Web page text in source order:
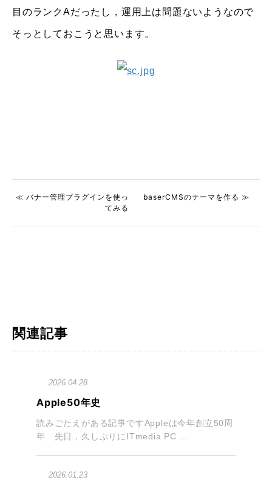
目のランクAだったし，運用上は問題ないようなので
そっとしておこうと思います。
≪ バナー管理プラグインを使っ
てみる
baserCMSのテーマを作る ≫
関連記事
2026.04.28
Apple50年史
読みごたえがある記事ですAppleは今年創立50周
年 先日，久しぶりにITmedia PC ...
2026.01.23